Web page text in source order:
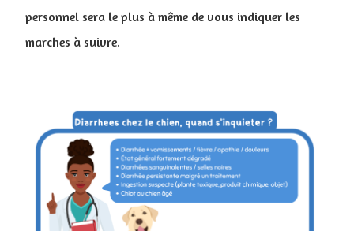
personnel sera le plus à même de vous indiquer les
marches à suivre.